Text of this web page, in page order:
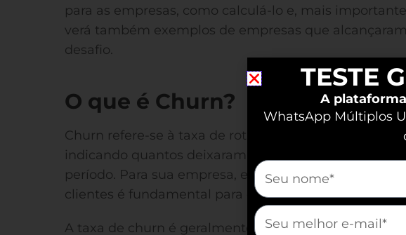
para as empresas, como calculá-lo e, mais
verá também exemplos de empresas que
desafio.
O que é Churn?
Churn refere-se à taxa de rotatividade de clientes
indicando quantos deixaram de utilizar um serviço
período. Para sua empresa, entender o churn é vital,
clientes é fundamental para o crescimento
A taxa de churn é geralmente expressa como uma
TESTE
A
WhatsApp Múltiplos
mauticform[nome]
mauticform[email]